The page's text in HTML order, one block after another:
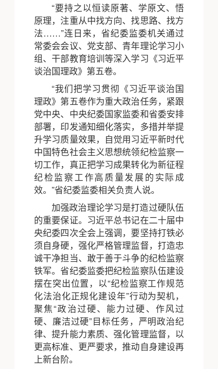
“要持之以恒读原著、学原文、悟
原理，注重从中找方向、找思路、找方
法……”连日来，省纪委监委机关通过
常委会会议、党支部、青年理论学习小
组、干部教育培训等深入学习《习近平
谈治国理政》第五卷。
“我们把学习贯彻《习近平谈治国
理政》第五卷作为重大政治任务，紧跟
党中央、中央纪委国家监委和省委安排
部署，印发通知细化落实，多措并举提
升学习质量效果，自觉用习近平新时代
中国特色社会主义思想统领纪检监察一
切工作，真正把学习成果转化为新征程
纪检监察工作高质量发展的实际成
效。”省纪委监委相关负责人说。
加强政治理论学习是打造过硬队伍
的重要保证。习近平总书记在二十届中
央纪委四次全会上强调，要坚持打铁必
须自身硬，强化严格管理监督，打造忠
诚干净担当、敢于善于斗争的纪检监察
铁军。省纪委监委把纪检监察队伍建设
摆在突出位置，以“纪检监察工作规范
化法治化正规化建设年”行动为契机，
聚焦“政治过硬、能力过硬、作风过
硬、廉洁过硬”目标任务，严明政治纪
律、提升能力素质、强化管理监督，以
更高标准、更严要求，推动自身建设再
上新台阶。